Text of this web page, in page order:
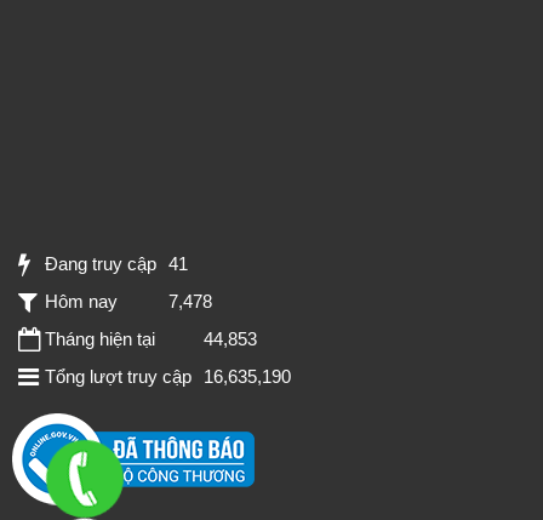
Đang truy cập 41
Hôm nay
7,478
Tháng hiện tại
44,853
Tổng lượt truy cập
16,635,190